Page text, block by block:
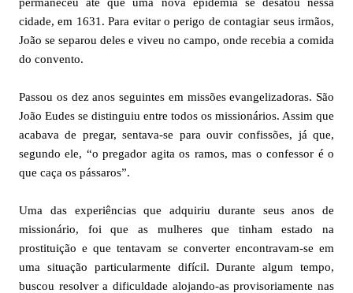
cidade, em 1631. Para evitar o perigo de contagiar seus irmãos,
João se separou deles e viveu no campo, onde recebia a comida
do convento.
Passou os dez anos seguintes em missões evangelizadoras. São
João Eudes se distinguiu entre todos os missionários. Assim que
acabava de pregar, sentava-se para ouvir confissões, já que,
segundo ele, “o pregador agita os ramos, mas o confessor é o
que caça os pássaros”.
Uma das experiências que adquiriu durante seus anos de
missionário, foi que as mulheres que tinham estado na
prostituição e que tentavam se converter encontravam-se em
uma situação particularmente difícil. Durante algum tempo,
buscou resolver a dificuldade alojando-as provisoriamente nas